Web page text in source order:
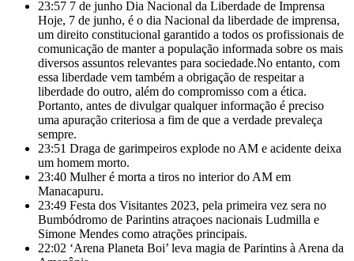
23:57 7 de junho Dia Nacional da Liberdade de Imprensa
Hoje, 7 de junho, é o dia Nacional da liberdade de imprensa,
um direito constitucional garantido a todos os profissionais de
comunicação de manter a população informada sobre os mais
diversos assuntos relevantes para sociedade.No entanto, com
essa liberdade vem também a obrigação de respeitar a
liberdade do outro, além do compromisso com a ética.
Portanto, antes de divulgar qualquer informação é preciso
uma apuração criteriosa a fim de que a verdade prevaleça
sempre.
23:51 Draga de garimpeiros explode no AM e acidente deixa
um homem morto.
23:40 Mulher é morta a tiros no interior do AM em
Manacapuru.
23:49 Festa dos Visitantes 2023, pela primeira vez sera no
Bumbódromo de Parintins atraçoes nacionais Ludmilla e
Simone Mendes como atrações principais.
22:02 ‘Arena Planeta Boi’ leva magia de Parintins à Arena da